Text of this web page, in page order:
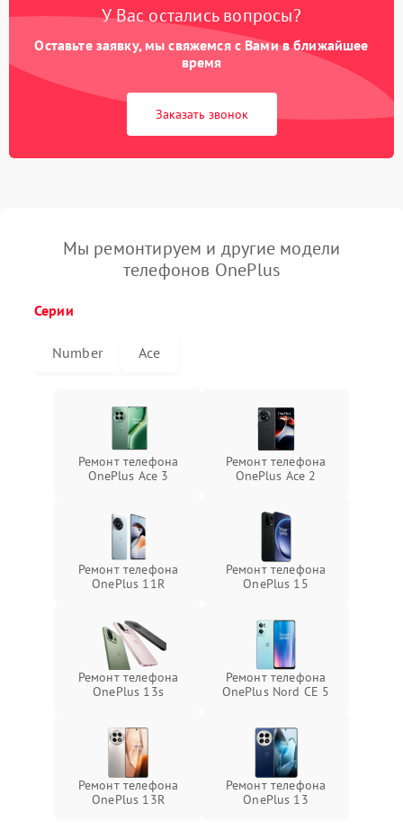
У Вас остались вопросы?
Оставьте заявку, мы свяжемся с Вами в ближайшее
время
Заказать звонок
Мы ремонтируем и другие модели
телефонов OnePlus
Серии
Number Ace
Ремонт телефона
OnePlus Ace 3
Ремонт телефона
OnePlus Ace 2
Ремонт телефона
OnePlus 11R
Ремонт телефона
OnePlus 15
Ремонт телефона
OnePlus 13s
Ремонт телефона
OnePlus Nord CE 5
Ремонт телефона
OnePlus 13R
Ремонт телефона
OnePlus 13